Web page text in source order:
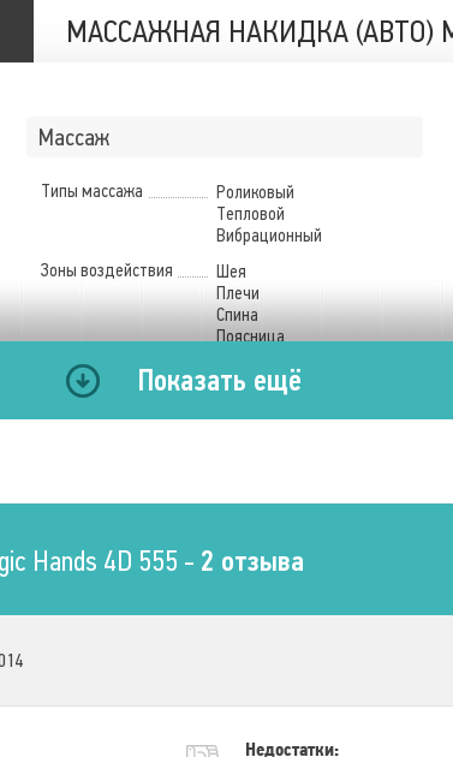
МАССАЖНАЯ НАКИДКА (АВТО)
Массаж
Типы массажа
Роликовый
Тепловой
Вибрационный
Зоны воздействия
Шея
Плечи
Спина
Поясница
Бёдра
Роликовый массаж
Зоны воздействия
Плечи
4 шт.
Показать ещё
Hands 4D 555 - 2 отзыва
Недостатки: